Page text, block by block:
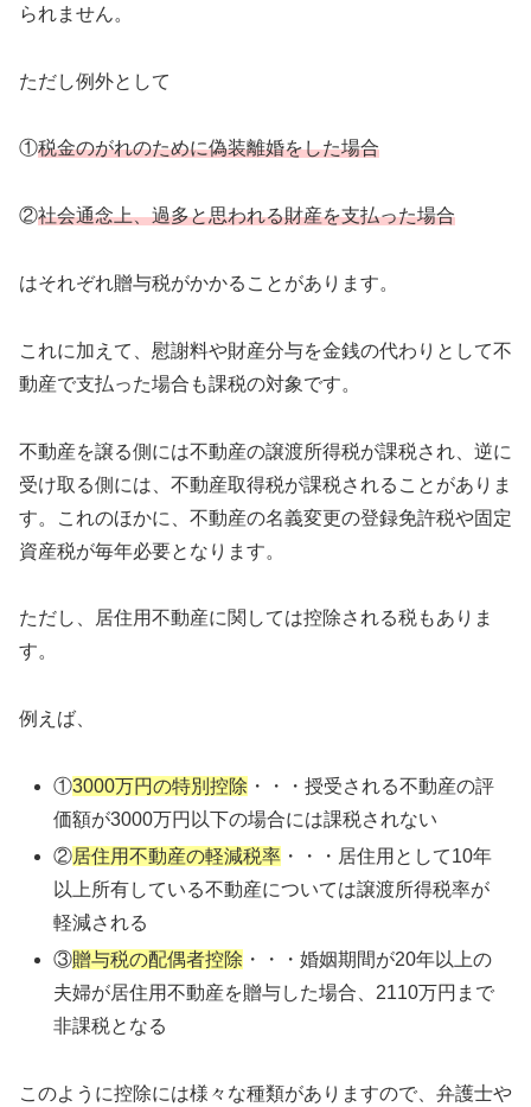
られません。
ただし例外として
①税金のがれのために偽装離婚をした場合
②社会通念上、過多と思われる財産を支払った場合
はそれぞれ贈与税がかかることがあります。
これに加えて、慰謝料や財産分与を金銭の代わりとして不
動産で支払った場合も課税の対象です。
不動産を譲る側には不動産の譲渡所得税が課税され、逆に
受け取る側には、不動産取得税が課税されることがありま
す。これのほかに、不動産の名義変更の登録免許税や固定
資産税が毎年必要となります。
ただし、居住用不動産に関しては控除される税もありま
す。
例えば、
①3000万円の特別控除 ・・・授受される不動産の評
価額が3000万円以下の場合には課税されない
②居住用不動産の軽減税率 ・・・居住用として10年
以上所有している不動産については譲渡所得税率が
軽減される
③贈与税の配偶者控除 ・・・婚姻期間が20年以上の
夫婦が居住用不動産を贈与した場合、2110万円まで
非課税となる
このように控除には様々な種類がありますので、弁護士や